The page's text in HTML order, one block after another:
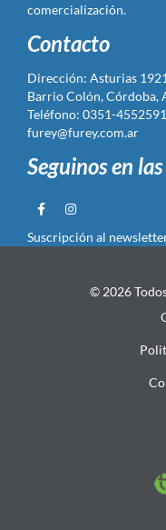
comercialización.
Contacto
Dirección: Asturias
Barrio Colón, Córdoba,
Teléfono: 0351-4552591
furey@furey.com.ar
Seguinos en
Suscripción al
© 2026